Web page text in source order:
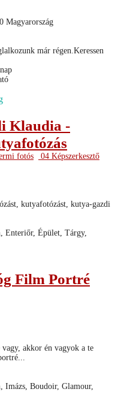
Magyarország
már régen.Keressen
Klaudia -
fotós
04 Képszerkesztő
kutyafotózást, kutya-gazdi
Enteriőr, Épület, Tárgy,
Film Portré
akkor én vagyok a te
Boudoir, Glamour,